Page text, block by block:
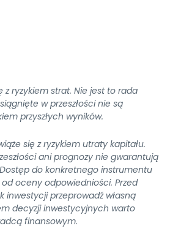
z ryzykiem strat. Nie jest to rada
w przeszłości nie są
przyszłych wyników.
się z ryzykiem utraty kapitału.
ani prognozy nie gwarantują
do konkretnego instrumentu
oceny odpowiedniości. Przed
inwestycji przeprowadź własną
decyzji inwestycyjnych warto
finansowym.